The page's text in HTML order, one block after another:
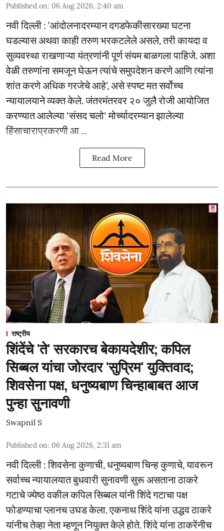
Published on: 06 Aug 2026, 2:40 am
नवी दिल्ली : ‘आंदोलनादरम्यान दगडफेकीसारख्या घटना
घडल्यास अथवा काही तरुण भरकटलेले असले, तरी कायदा व
सुव्यवस्था राखणाऱ्या यंत्रणांनी पूर्ण संयम बाळगला पाहिजे. अशा
वेळी तरुणांना समजून घेऊन त्यांचे समुपदेशन करणे आणि त्यांना
शांत करणे अधिक गरजेचे आहे’, असे स्पष्ट मत सर्वोच्च
न्यायालयाने व्यक्त केले. जंतरमंतरवर २० जुलै रोजी आयोजित
करण्यात आलेल्या 'संसद चलो' मोर्च्यादरम्यान झालेल्या
हिंसाचाराप्रकरणी आ ...
Read More
राष्ट्रीय
शिंदेंचे 'ते' सरकारच बेकायदेशीर; कपिल
सिब्बल यांचा जोरदार 'सुप्रिम' युक्तिवाद;
शिवसेना पक्ष, धनुष्यबाण चिन्हाबाबत आज
पुन्हा सुनावणी
Swapnil S
Published on: 06 Aug 2026, 2:31 am
नवी दिल्ली : शिवसेना कुणाची, धनुष्यबाण चिन्ह कुणाचे, यावरून
सर्वाच्च न्यायालयात बुधवारी सुनावणी सुरू असताना ठाकरे
गटाचे ज्येष्ठ वकील कपिल सिब्बल यांनी शिंदे गटाचा पक्ष
फोडण्याचा प्लानच उघड केला. एकनाथ शिंदे यांना उद्धव ठाकरे
यांनीच तेव्हा नेता म्हणून नियुक्त केले होते. शिंदे यांना ठाकरेंनीच